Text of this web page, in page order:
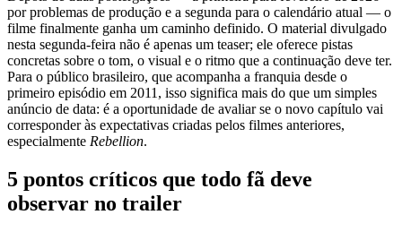
por problemas de produção e a segunda para o calendário atual — o
filme finalmente ganha um caminho definido. O material divulgado
nesta segunda‑feira não é apenas um teaser; ele oferece pistas
concretas sobre o tom, o visual e o ritmo que a continuação deve ter.
Para o público brasileiro, que acompanha a franquia desde o
primeiro episódio em 2011, isso significa mais do que um simples
anúncio de data: é a oportunidade de avaliar se o novo capítulo vai
corresponder às expectativas criadas pelos filmes anteriores,
especialmente Rebellion.
5 pontos críticos que todo fã deve
observar no trailer